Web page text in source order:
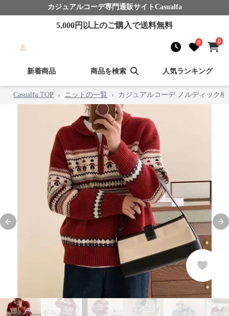
カジュアルコーデ専門通販サイト Casualfa
5,000円以上のご購入で送料無料
0 0
新着商品 商品を検索 人気ランキング
Casualfa TOP › ニットの一覧 › カジュアルコーデ ノルディック
Previous slide